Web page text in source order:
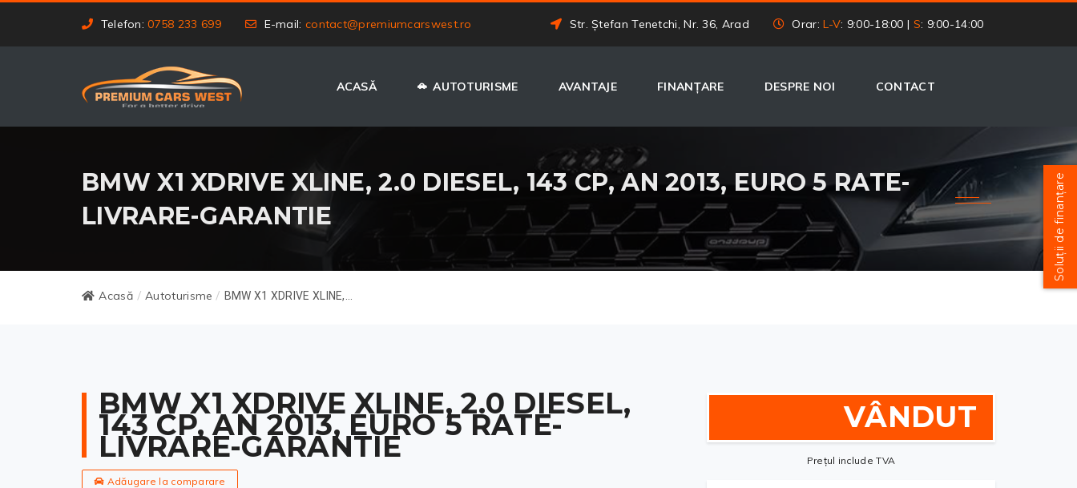
Telefon:0758 233 699 E-mail: contact@premiumcarswest.ro Str. Ștefan Tenetchi, Nr. 36, Arad Orar:L-V: 9:00-18:00 | S: 9:00-14:00
ACASĂ AUTOTURISME AVANTAJE FINANȚARE DESPRE NOI CONTACT
BMW X1 XDRIVE XLINE, 2.0 DIESEL, 143 CP, AN 2013, EURO 5 RATE-
LIVRARE-GARANTIE
Acasă / Autoturisme / BMW X1 XDRIVE XLINE,...
BMW X1 XDRIVE XLINE, 2.0 DIESEL,
143 CP, AN 2013, EURO 5 RATE-
LIVRARE-GARANTIE
Adăugare la comparare
VÂNDUT
Prețul include TVA
Soluții de finanțare